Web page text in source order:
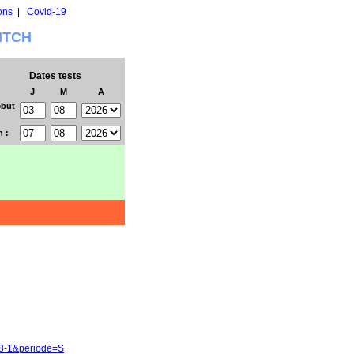
| Covid-19
Dates tests
J M
A
:
1&periode=S